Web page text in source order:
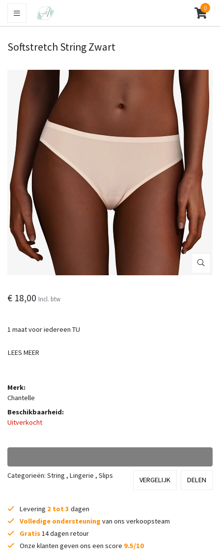
0
Softstretch String Zwart
€ 18,00 Incl. btw
1 maat voor iedereen TU
LEES MEER
Merk:
Chantelle
Beschikbaarheid:
Uitverkocht
Categorieën: String , Lingerie , Slips
VERGELIJK DELEN
Levering 2 tot 3 dagen
Volledige ondersteuning van ons verkoopsteam
Gratis14 dagen retour
Onze klanten geven ons een score 9.5/10